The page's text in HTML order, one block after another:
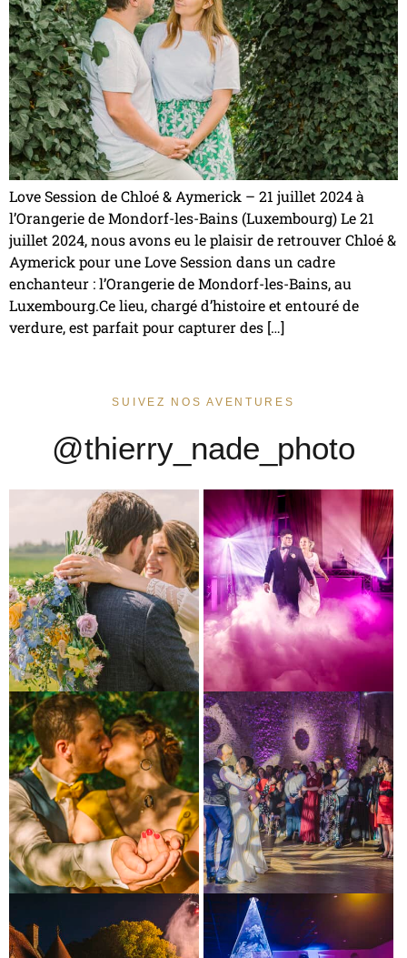
Love Session de Chloé & Aymerick – 21 juillet 2024 à
l’Orangerie de Mondorf-les-Bains (Luxembourg) Le 21
juillet 2024, nous avons eu le plaisir de retrouver Chloé &
Aymerick pour une Love Session dans un cadre
enchanteur : l’Orangerie de Mondorf-les-Bains, au
Luxembourg.Ce lieu, chargé d’histoire et entouré de
verdure, est parfait pour capturer des […]
SUIVEZ NOS AVENTURES
@thierry_nade_photo